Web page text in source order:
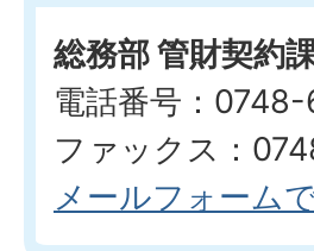
総務部 管財契約
電話番号：
ファックス：
メールフォーム